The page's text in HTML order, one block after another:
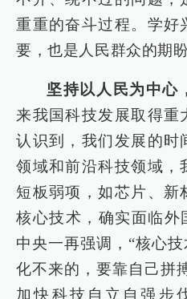
重重的奋斗过程。学好
要，也是人民群众的期盼
坚持以人民为中心
来我国科技发展取得重
认识到，我们发展的时
领域和前沿科技领域，
短板弱项，如芯片、新
核心技术，确实面临外
中央一再强调，“核心
化不来的，要靠自己拼
加快科技自立自强步